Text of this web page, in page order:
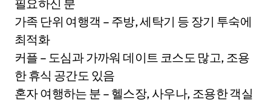
필요하신 분
가족 단위 여행객 – 주방, 세탁기 등 장기 투숙에
최적화
커플 – 도심과 가까워 데이트 코스도 많고, 조용
한 휴식 공간도 있음
혼자 여행하는 분 – 헬스장, 사우나, 조용한 객실